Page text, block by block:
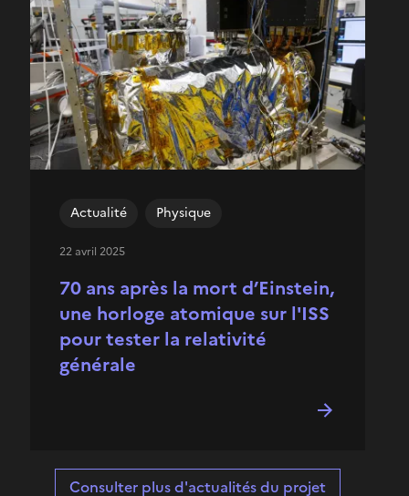
70 ans après la mort d’Einstein,
une horloge atomique sur l'ISS
pour tester la relativité
générale
Actualité Physique
22 avril 2025
Consulter plus d'actualités du projet